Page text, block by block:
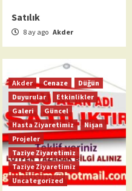
Satılık
8 ay ago Akder
Akder Cenaze
Düğün
Duyurular
Etkinlikler
Galeri
Güncel
Hasta Ziyaretimiz
Nişan
Projeler
Taziye Ziyaretimiz
Taziye Ziyaretimiz
Uncategorized